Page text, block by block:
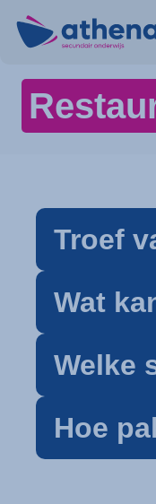
Troef
Wat
Welke
Hoe